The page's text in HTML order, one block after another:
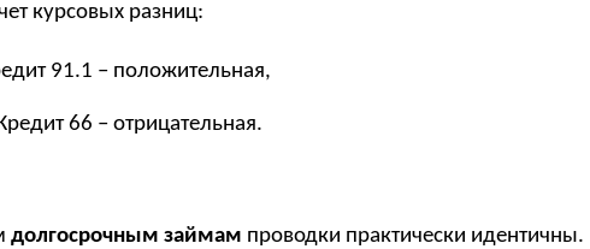
курсовых разниц:
91.1 – положительная,
66 – отрицательная.
долгосрочным займам проводки практически идентичны.